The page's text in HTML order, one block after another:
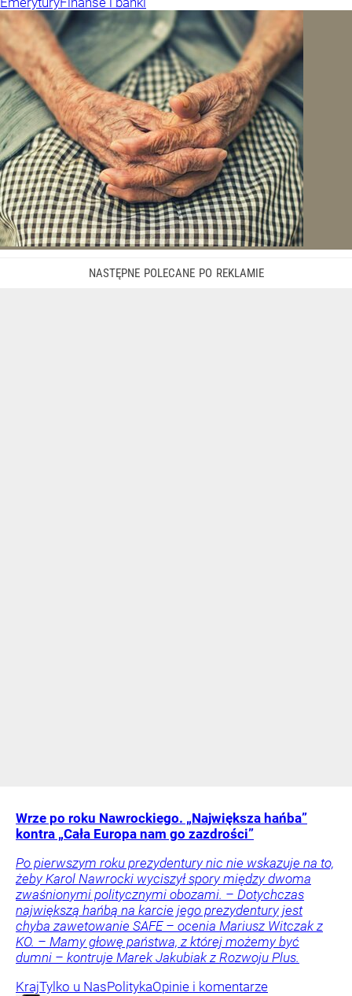
Wrze po roku Nawrockiego. „Największa hańba”
kontra „Cała Europa nam go zazdrości”
Po pierwszym roku prezydentury nic nie wskazuje na to,
żeby Karol Nawrocki wyciszył spory między dwoma
zwaśnionymi politycznymi obozami. – Dotychczas
największą hańbą na karcie jego prezydentury jest
chyba zawetowanie SAFE – ocenia Mariusz Witczak z
KO. – Mamy głowę państwa, z której możemy być
dumni – kontruje Marek Jakubiak z Rozwoju Plus.
KrajTylko u NasPolitykaOpinie i komentarze